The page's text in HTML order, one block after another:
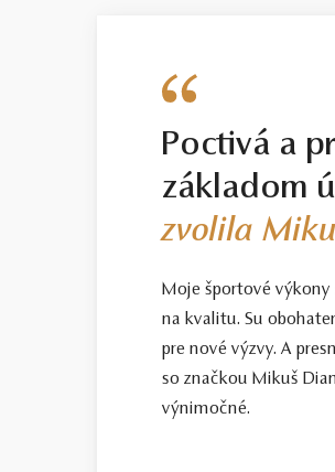
Poctivá a
základom
zvolila
Moje športové
na kvalitu. Su
pre nové výzvy. A
so značkou Mikuš
výnimočné.